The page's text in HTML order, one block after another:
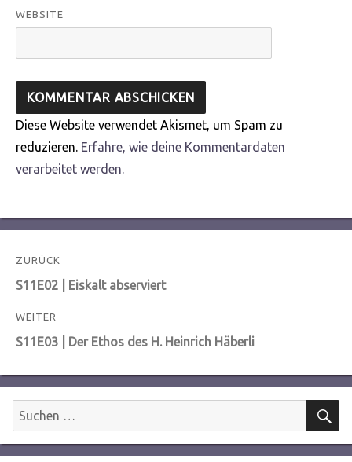
WEBSITE
Diese Website verwendet Akismet, um Spam zu
reduzieren. Erfahre, wie deine Kommentardaten
verarbeitet werden.
Beitragsnavigation
ZURÜCK
Vorheriger
S11E02 | Eiskalt abserviert
WEITER
Nächster
S11E03 | Der Ethos des H. Heinrich Häberli
Suchen
nach: